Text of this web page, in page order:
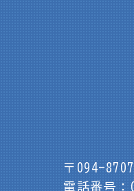
〒094-8707
電話番号：